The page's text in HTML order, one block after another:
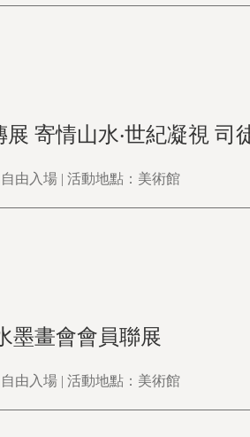
寄情山水‧世紀凝視 司
由入場 | 活動地點：美術館
墨畫會會員聯展
由入場 | 活動地點：美術館